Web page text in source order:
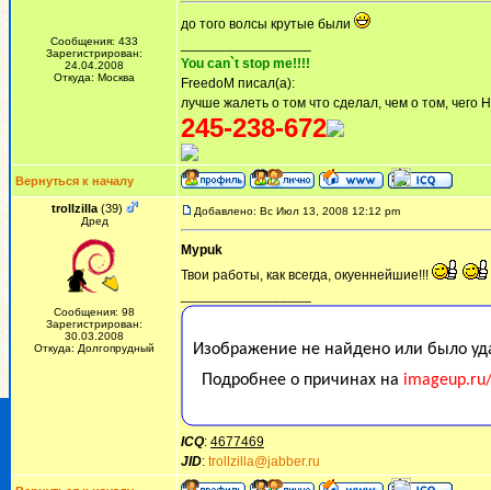
Сообщения: 433
Зарегистрирован:
24.04.2008
Откуда: Москва
до того волсы крутые были
You can`t stop me!!!!
FreedoM писал(а):
лучше жалеть о том что сделал, чем о том, чего
245-238-672
Вернуться к началу
trollzilla(39)
Дред
Сообщения: 98
Зарегистрирован:
30.03.2008
Откуда: Долгопрудный
Добавлено: Вс Июл 13, 2008 12:12 pm
Mypuk
Твои работы, как всегда, окуеннейшие!!!
ICQ: 4677469
JID: trollzilla@jabber.ru